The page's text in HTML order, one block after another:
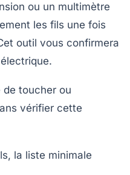
ou un multimètre
les fils une fois
outil vous confirmera
toucher ou
vérifier cette
la liste minimale